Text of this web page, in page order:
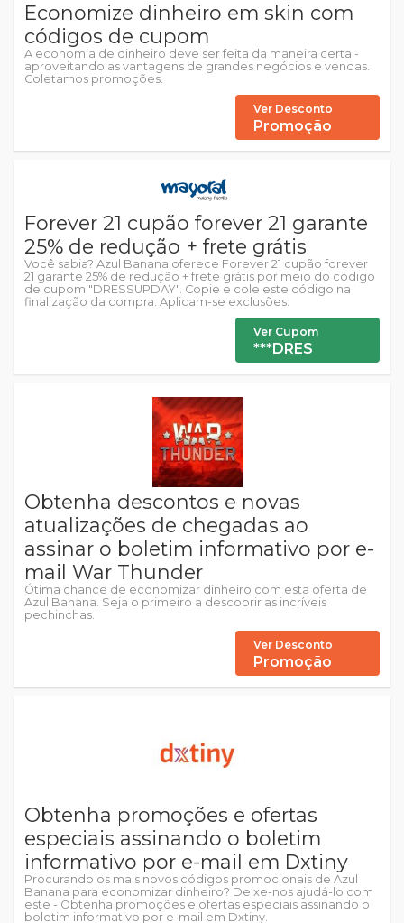
Economize dinheiro em skin com
códigos de cupom
A economia de dinheiro deve ser feita da maneira certa -
aproveitando as vantagens de grandes negócios e vendas.
Coletamos promoções.
Ver Desconto
Promoção
Forever 21 cupão forever 21 garante
25% de redução + frete grátis
Você sabia? Azul Banana oferece Forever 21 cupão forever
21 garante 25% de redução + frete grátis por meio do código
de cupom "DRESSUPDAY". Copie e cole este código na
finalização da compra. Aplicam-se exclusões.
Ver Cupom
***DRES
Obtenha descontos e novas
atualizações de chegadas ao
assinar o boletim informativo por e-
mail War Thunder
Ótima chance de economizar dinheiro com esta oferta de
Azul Banana. Seja o primeiro a descobrir as incríveis
pechinchas.
Ver Desconto
Promoção
Obtenha promoções e ofertas
especiais assinando o boletim
informativo por e-mail em Dxtiny
Procurando os mais novos códigos promocionais de Azul
Banana para economizar dinheiro? Deixe-nos ajudá-lo com
este - Obtenha promoções e ofertas especiais assinando o
boletim informativo por e-mail em Dxtiny.